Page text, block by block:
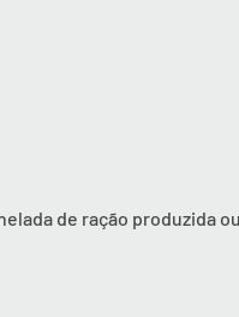
de ração produzida